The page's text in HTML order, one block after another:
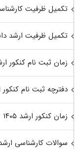
تکمیل ظرفیت کارشناسی
تکمیل ظرفیت ارشد
زمان ثبت نام کنکور ارشد
دفترچه ثبت نام کنکور
زمان کنکور ارشد ۱۴۰۵
سوالات کارشناسی